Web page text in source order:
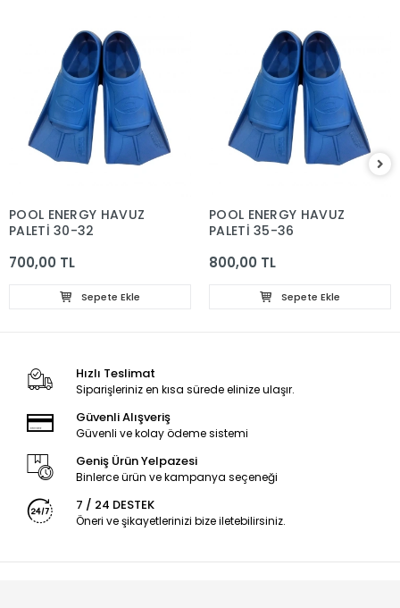
POOL ENERGY HAVUZ
PALETİ 30-32
700,00 TL
Sepete Ekle
POOL ENERGY HAVUZ
PALETİ 35-36
800,00 TL
Sepete Ekle
Hızlı Teslimat
Siparişleriniz en kısa sürede elinize ulaşır.
Güvenli Alışveriş
Güvenli ve kolay ödeme sistemi
Geniş Ürün Yelpazesi
Binlerce ürün ve kampanya seçeneği
7 / 24 DESTEK
Öneri ve şikayetlerinizi bize iletebilirsiniz.